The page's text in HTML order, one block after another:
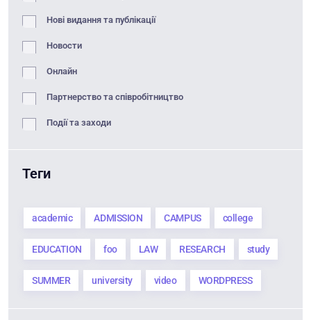
Нові видання та публікації
Новости
Онлайн
Партнерство та співробітництво
Події та заходи
Теги
academic ADMISSION CAMPUS college
EDUCATION foo LAW RESEARCH study
SUMMER university video WORDPRESS